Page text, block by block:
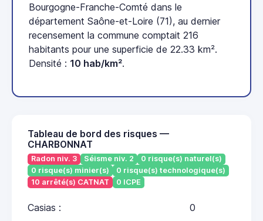
Bourgogne-Franche-Comté dans le
département Saône-et-Loire (71), au dernier
recensement la commune comptait 216
habitants pour une superficie de 22.33 km².
Densité : 10 hab/km².
Tableau de bord des risques —
CHARBONNAT
Radon niv. 3 Séisme niv. 2
0 risque(s) naturel(s)
0 risque(s) minier(s)
0 risque(s) technologique(s)
10 arrêté(s) CATNAT
0 ICPE
Casias : 0